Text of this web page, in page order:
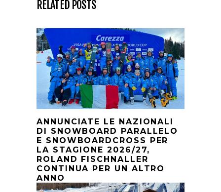
RELATED POSTS
ANNUNCIATE LE NAZIONALI
DI SNOWBOARD PARALLELO
E SNOWBOARDCROSS PER
LA STAGIONE 2026/27,
ROLAND FISCHNALLER
CONTINUA PER UN ALTRO
ANNO